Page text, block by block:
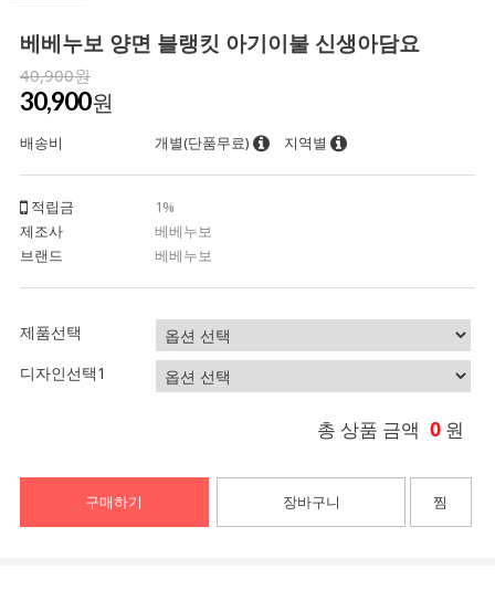
베베누보 양면 블랭킷 아기이불 신생아담요
40,900원
30,900원
배송비 개별(단품무료) 지역별
적립금
1%
제조사
베베누보
브랜드
베베누보
제품선택
디자인선택1
총 상품 금액 0 원
구매하기 장바구니 찜